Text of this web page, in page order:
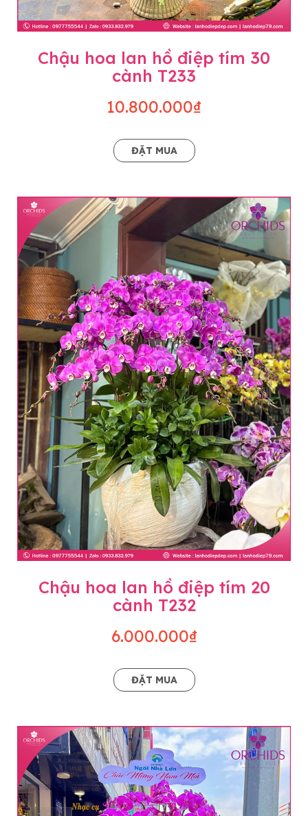
Chậu hoa lan hồ điệp tím 30
cành T233
10.800.000₫
ĐẶT MUA
Chậu hoa lan hồ điệp tím 20
cành T232
6.000.000₫
ĐẶT MUA